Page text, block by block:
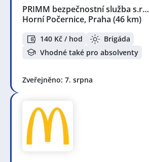
PRIMM bezpečnostní služba s.r…
Horní Počernice, Praha (46 km)
140 Kč / hod
Brigáda
Vhodné také pro absolventy
Zveřejněno: 7. srpna